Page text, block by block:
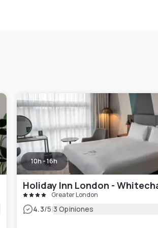
10h - 16h
Greater London
4.3/5|3 Opiniones